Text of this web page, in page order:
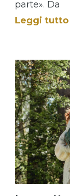
parte». Da
Leggi tutto